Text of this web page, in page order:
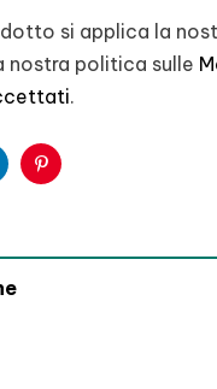
si applica la
nostra politica sulle
.
Pinterest